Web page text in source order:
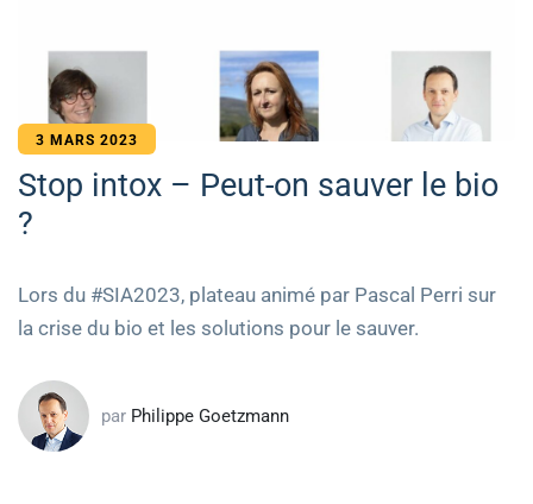
3 MARS 2023
Stop intox – Peut-on sauver le bio
?
Lors du #SIA2023, plateau animé par Pascal Perri sur
la crise du bio et les solutions pour le sauver.
par Philippe Goetzmann